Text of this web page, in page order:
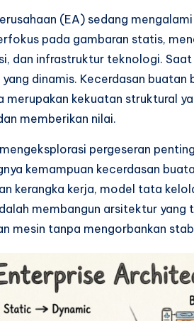
(EA) sedang
pada gambaran statis,
dan infrastruktur teknologi.
dinamis. Kecerdasan
merupakan kekuatan struktural
memberikan nilai.
pergeseran
kemampuan kecerdasan
kerangka kerja, model tata
membangun arsitektur
mesin tanpa mengorbankan